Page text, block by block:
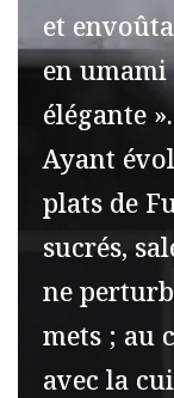
et
en
élégante ».
Ayant
plats de
sucrés,
ne
mets ; au
avec la